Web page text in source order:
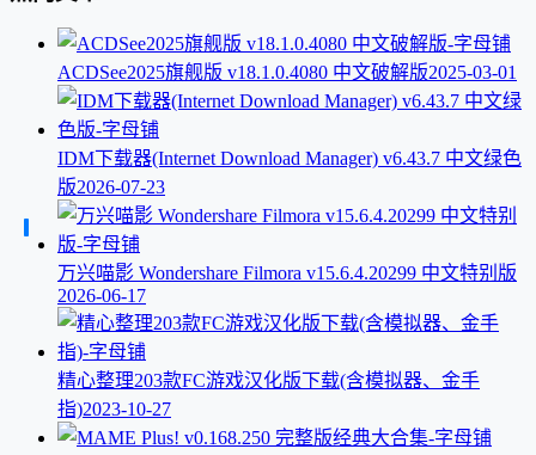
ACDSee2025旗舰版 v18.1.0.4080 中文破解版2025-03-01
IDM下载器(Internet Download Manager) v6.43.7 中文绿色
版2026-07-23
万兴喵影 Wondershare Filmora v15.6.4.20299 中文特别版
2026-06-17
精心整理203款FC游戏汉化版下载(含模拟器、金手
指)2023-10-27